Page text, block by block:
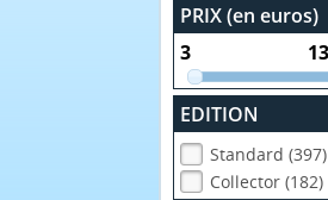
PRIX (en euros)
EDITION
Standard (397)
Collector (182)